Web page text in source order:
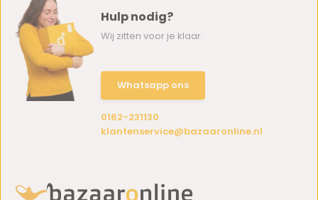
Hulp nodig?
Wij zitten voor je klaar.
Whatsapp ons
0162-231130
klantenservice@bazaaronline.nl